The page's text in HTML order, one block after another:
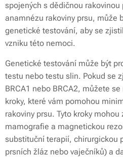
spojených s dědičnou
anamnézu rakoviny prsu, může
genetické testování, aby se
vzniku této nemoci.
Genetické testování může být
testu nebo testu slin. Pokud se
BRCA1 nebo BRCA2, můžete
kroky, které vám pomohou
rakoviny prsu. Tyto kroky
mamografie a magnetickou
substituční terapií, chirurgickou
prsních žláz nebo vaječníků) a